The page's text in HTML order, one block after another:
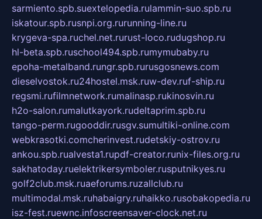
sarmiento.spb.suextelopedia.rulammin-suo.spb.ru
iskatour.spb.rusnpi.org.rurunning-line.ru
krygeva-spa.ruchel.net.rurust-loco.rudugshop.ru
hl-beta.spb.ruschool494.spb.rumymubaby.ru
epoha-metalband.rungr.spb.rurusgosnews.com
dieselvostok.ru24hostel.msk.ruw-dev.ruf-ship.ru
regsmi.rufilmnetwork.rumalinasp.rukinosvin.ru
h2o-salon.rumalutkayork.rudeltaprim.spb.ru
tango-perm.rugooddir.rusgv.sumultiki-online.com
webkrasotki.comcherinvest.rudetskiy-ostrov.ru
ankou.spb.rualvesta1.rupdf-creator.runix-files.org.ru
sakhatoday.ruelektrikersymboler.rusputnikyes.ru
golf2club.msk.ruaeforums.ruzallclub.ru
multimodal.msk.ruhabaigry.ruhaikko.rusobakopedia.ru
isz-fest.ruewnc.infoscreensaver-clock.net.ru